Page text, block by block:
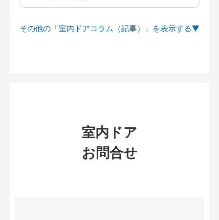
その他の「室内ドアコラム（記事）」を
室内ドア
お問合せ